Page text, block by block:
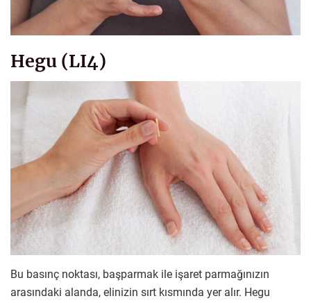
Hegu (LI4)
Bu basınç noktası, başparmak ile işaret parmağınızın
arasındaki alanda, elinizin sırt kısmında yer alır. Hegu